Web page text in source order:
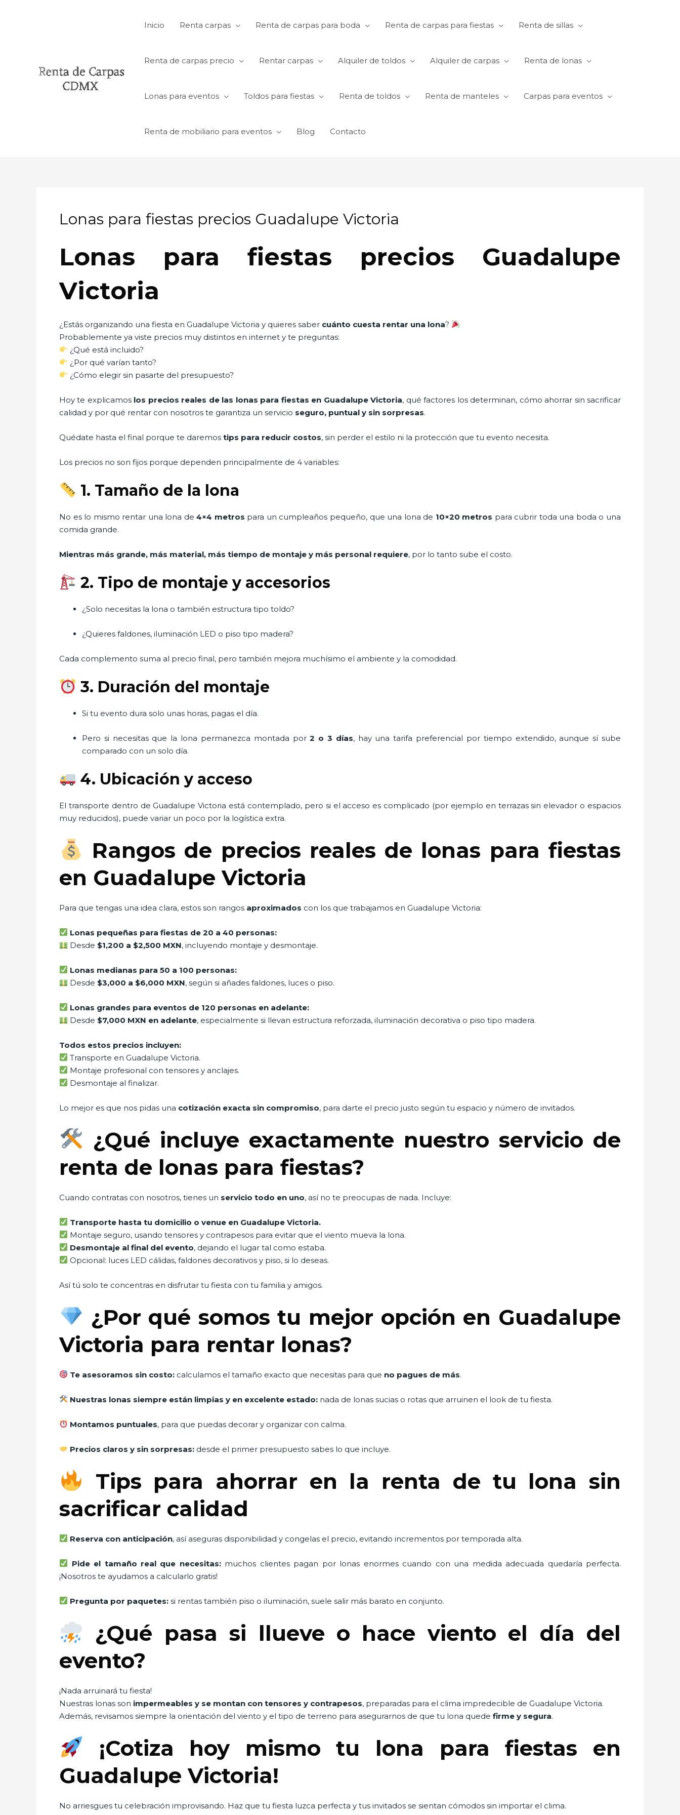
Inicio Renta carpas Renta de carpas para boda Renta de carpas para fiestas Renta de sillas
Renta de carpas precio Rentar carpas Alquiler de toldos Alquiler de carpas Renta de lonas
Lonas para eventos Toldos para fiestas Renta de toldos Renta de manteles Carpas para eventos
Renta de mobiliario para eventos Blog Contacto
Lonas para fiestas precios Guadalupe Victoria
Lonas para fiestas precios Guadalupe
Victoria
¿Estás organizando una fiesta en Guadalupe Victoria y quieres saber cuánto cuesta rentar una lona?
Probablemente ya viste precios muy distintos en internet y te preguntas:
¿Qué está incluido?
¿Por qué varían tanto?
¿Cómo elegir sin pasarte del presupuesto?
Hoy te explicamos los precios reales de las lonas para fiestas en Guadalupe Victoria, qué factores los determinan, cómo ahorrar sin sacrificar
calidad y por qué rentar con nosotros te garantiza un servicio seguro, puntual y sin sorpresas.
Quédate hasta el final porque te daremos tips para reducir costos, sin perder el estilo ni la protección que tu evento necesita.
Los precios no son fijos porque dependen principalmente de 4 variables:
1. Tamaño de la lona
No es lo mismo rentar una lona de4×4 metros para un cumpleaños pequeño, que una lona de 10×20 metros para cubrir toda una boda o una
comida grande.
Mientras más grande, más material, más tiempo de montaje y más personal requiere, por lo tanto sube el costo.
2. Tipo de montaje y accesorios
¿Solo necesitas la lona o también estructura tipo toldo?
¿Quieres faldones, iluminación LED o piso tipo madera?
Cada complemento suma al precio final, pero también mejora muchísimo el ambiente y la comodidad.
3. Duración del montaje
Si tu evento dura solo unas horas, pagas el día.
Pero si necesitas que la lona permanezca montada por2 o 3 días, hay una tarifa preferencial por tiempo extendido, aunque sí sube
comparado con un solo día.
4. Ubicación y acceso
El transporte dentro de Guadalupe Victoria está contemplado, pero si el acceso es complicado (por ejemplo en terrazas sin elevador o espacios
muy reducidos), puede variar un poco por la logística extra.
Rangos de precios reales de lonas para fiestas
en Guadalupe Victoria
Para que tengas una idea clara, estos son rangos aproximados con los que trabajamos en Guadalupe Victoria:
Lonas pequeñas para fiestas de 20 a 40 personas:
Desde $1,200 a $2,500 MXN, incluyendo montaje y desmontaje.
Lonas medianas para 50 a 100 personas:
Desde $3,000 a $6,000 MXN, según si añades faldones, luces o piso.
Lonas grandes para eventos de 120 personas en adelante:
Desde $7,000 MXN en adelante, especialmente si llevan estructura reforzada, iluminación decorativa o piso tipo madera.
Todos estos precios incluyen:
Transporte en Guadalupe Victoria.
Montaje profesional con tensores y anclajes.
Desmontaje al finalizar.
Lo mejor es que nos pidas una cotización exacta sin compromiso, para darte el precio justo según tu espacio y número de invitados.
¿Qué incluye exactamente nuestro servicio de
renta de lonas para fiestas?
Cuando contratas con nosotros, tienes un servicio todo en uno, así no te preocupas de nada. Incluye:
Transporte hasta tu domicilio o venue en Guadalupe Victoria.
Montaje seguro, usando tensores y contrapesos para evitar que el viento mueva la lona.
Desmontaje al final del evento, dejando el lugar tal como estaba.
Opcional: luces LED cálidas, faldones decorativos y piso, si lo deseas.
Así tú solo te concentras en disfrutar tu fiesta con tu familia y amigos.
¿Por qué somos tu mejor opción en Guadalupe
Victoria para rentar lonas?
Te asesoramos sin costo: calculamos el tamaño exacto que necesitas para que no pagues de más.
Nuestras lonas siempre están limpias y en excelente estado: nada de lonas sucias o rotas que arruinen el look de tu fiesta.
Montamos puntuales, para que puedas decorar y organizar con calma.
Precios claros y sin sorpresas: desde el primer presupuesto sabes lo que incluye.
Tips para ahorrar en la renta de tu lona sin
sacrificar calidad
Reserva con anticipación, así aseguras disponibilidad y congelas el precio, evitando incrementos por temporada alta.
Pide el tamaño real que necesitas:muchos clientes pagan por lonas enormes cuando con una medida adecuada quedaría perfecta.
¡Nosotros te ayudamos a calcularlo gratis!
Pregunta por paquetes: si rentas también piso o iluminación, suele salir más barato en conjunto.
¿Qué pasa si llueve o hace viento el día del
evento?
¡Nada arruinará tu fiesta!
Nuestras lonas son impermeables y se montan con tensores y contrapesos, preparadas para el clima impredecible de Guadalupe Victoria.
Además, revisamos siempre la orientación del viento y el tipo de terreno para asegurarnos de que tu lona quede firme y segura.
¡Cotiza hoy mismo tu lona para fiestas en
Guadalupe Victoria!
No arriesgues tu celebración improvisando. Haz que tu fiesta luzca perfecta y tus invitados se sientan cómodos sin importar el clima.